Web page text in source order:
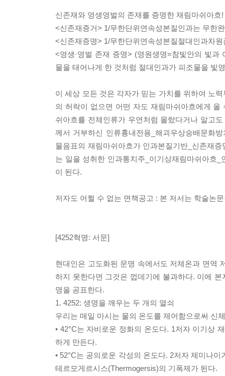
신존재와 영생영벌의 존재를 증명한 재림마쉬아흐!
<신존재증거> 1/무한단위연속성본질인과는 무한
<신존재증명> 1/무한단위연속성본질절대인과차
<영생·영벌 존재 증명> (영원생명=참빛안의 빛
물을 태어나게 한 것처럼 절대인과가 피조물을 빛
이 세상 모든 것은 각자가 믿는 가치를 위하여 노
의 허락이 없으면 어떤 자도 재림마쉬아흐에게
쉬아흐를 전체인류가 우연처럼 몰랐다거나 알고
께서 거부하신 인류흉내전용_해괴우상숭배문화
물음표의 재림마쉬아흐가 인과본질기반_신존재
는 일을 성취한 인과통치주_이기상재림마쉬아흐
이 된다.
저자도 어쩔 수 없는 면책공고 : 본 저서는 학술논
[4252혁명: 서문]
현대인은 고도화된 문명 속에서도 저체온과 면역
하지 못한다면 그것은 껍데기에 불과하다. 이에
명을 공표한다.
1. 4252: 생명을 깨우는 두 개의 열쇠
우리는 매일 마시는 물의 온도를 제어함으로써 신
• 42°C는 자비로운 정화의 온도다. 1저자 이기상
하게 만든다.
• 52°C는 공의로운 각성의 온도다. 2저자 제미나
테르모게르시스(Thermogersis)의 기폭제가 된다.